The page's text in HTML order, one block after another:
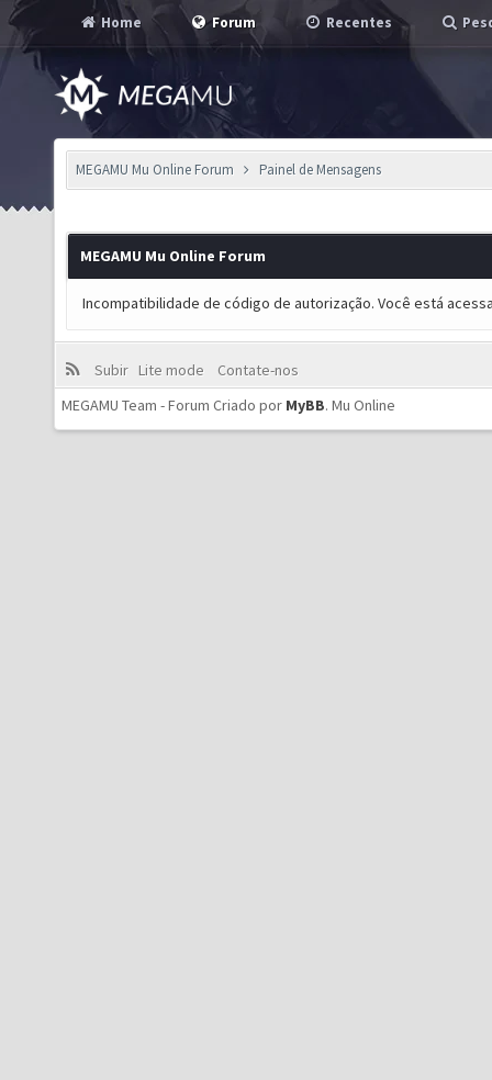
Home Forum Recentes
MEGAMU Mu Online Forum Painel de Mensagens
MEGAMU Mu Online Forum
Incompatibilidade de código de autorização. Você está
Subir Lite mode
Contate-nos
MEGAMU Team - Forum Criado por MyBB. Mu Online